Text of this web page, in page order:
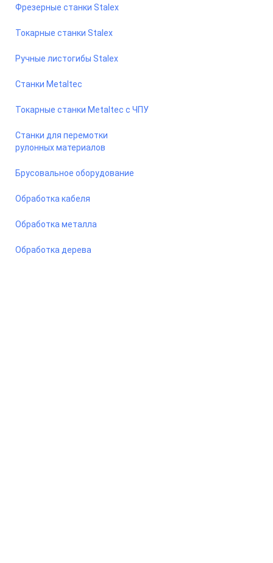
Фрезерные станки Stalex
Токарные станки Stalex
Ручные листогибы Stalex
Станки Metaltec
Токарные станки Metaltec с ЧПУ
Станки для перемотки
рулонных материалов
Брусовальное оборудование
Обработка кабеля
Обработка металла
Обработка дерева